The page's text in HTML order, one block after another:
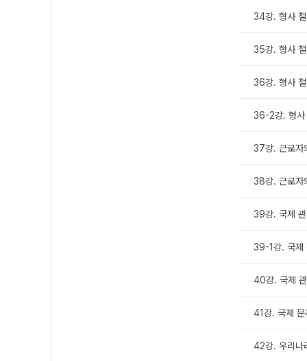
34강. 형사
35강. 형사
36강. 형사
36-2강. 형사
37강. 근로자
38강. 근로자
39강. 국제
39-1강. 국제
40강. 국제
41강. 국제 문
42강. 우리나